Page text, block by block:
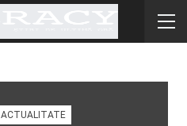
ACTUALITATE